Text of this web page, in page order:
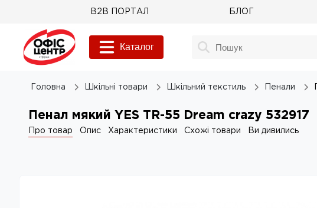
B2B ПОРТАЛ БЛОГ
Каталог
Головна Шкільні товари Шкільний текстиль Пенали
Пенал мякий YES TR-55 Dream crazy 532917
Про товар Опис Характеристики Схожі товари Ви дивились